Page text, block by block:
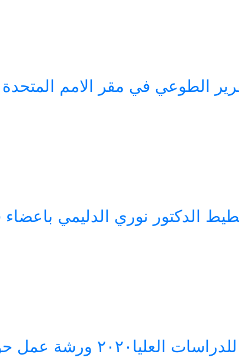
الطوعي في مقر الامم المتحدة
الدكتور نوري الدليمي
القيادة والادارة الجامعية